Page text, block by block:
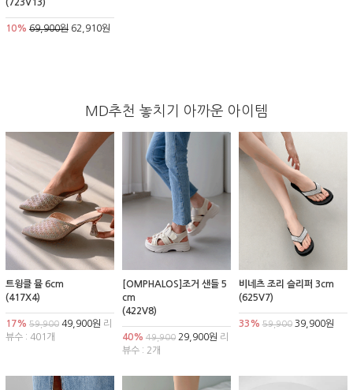
(723V13)
10% 69,900원 62,910원
MD추천 놓치기 아까운 아이템
트윙클 뮬 6cm
(417X4)
17% 59,900 49,900원 리
뷰수 : 401개
[OMPHALOS]조거 샌들 5
cm
(422V8)
40% 49,90029,900원 리
뷰수 : 2개
비네츠 조리 슬리퍼 3cm
(625V7)
33% 59,90039,900원